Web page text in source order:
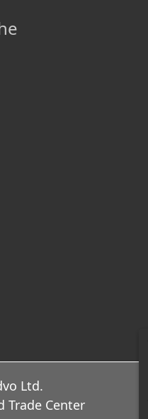
Ltd.
Trade Center